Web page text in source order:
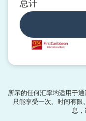
总计
所示的任何汇率均适用于
只能享受一次。时间有限
息，